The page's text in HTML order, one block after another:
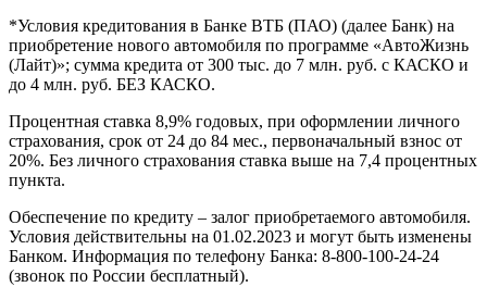
*Условия кредитования в Банке ВТБ (ПАО) (далее Банк) на
приобретение нового автомобиля по программе «АвтоЖизнь
(Лайт)»; сумма кредита от 300 тыс. до 7 млн. руб. с КАСКО и
до 4 млн. руб. БЕЗ КАСКО.
Процентная ставка 8,9% годовых, при оформлении личного
страхования, срок от 24 до 84 мес., первоначальный взнос от
20%. Без личного страхования ставка выше на 7,4 процентных
пункта.
Обеспечение по кредиту – залог приобретаемого автомобиля.
Условия действительны на 01.02.2023 и могут быть изменены
Банком. Информация по телефону Банка: 8-800-100-24-24
(звонок по России бесплатный).